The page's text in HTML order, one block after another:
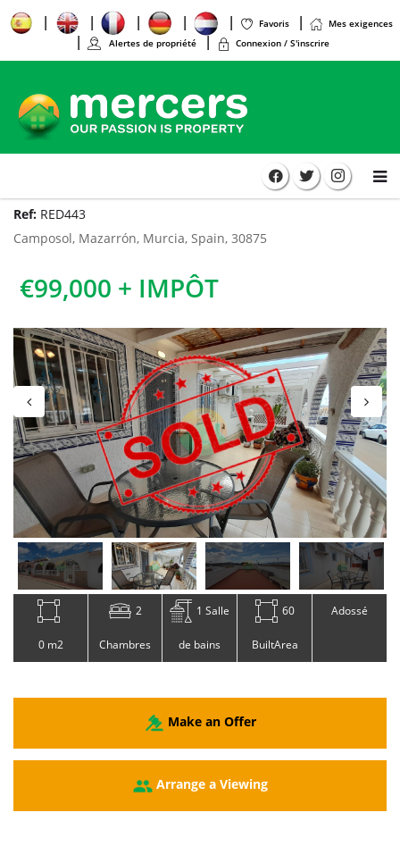
Favoris
Mes exigences
Alertes de propriété
Connexion / S'inscrire
Ref: RED443
Camposol, Mazarrón, Murcia, Spain, 30875
€99,000 + IMPÔT
0 m2
2
Chambres
1 Salle
de bains
60
BuiltArea
Adossé
Make an Offer
Arrange a Viewing